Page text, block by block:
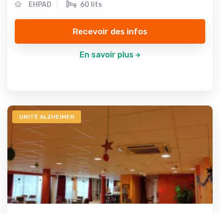
EHPAD 60 lits
Recevoir des infos
En savoir plus
UNITÉ ALZHEIMER